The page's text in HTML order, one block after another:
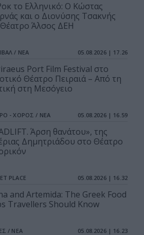
το Ελληνικό: Ο Κώστας
και ο Διονύσης Τσακνής
Άλσος ΔΕΗ
/ ΝΕΑ 05.08.2026 | 17.26
Port Film Festival στο
Θέατρο Πειραιά – Από τη
στη Μεσόγειο
- ΧΟΡΟΣ / ΝΕΑ 05.08.2026 | 16.59
Άρση θανάτου», της
Δημητριάδου στο Θέατρο
PLACE 05.08.2026 | 16.32
and Artemida: The Greek Food
Travellers Should Know
/ ΝΕΑ 05.08.2026 | 16.23